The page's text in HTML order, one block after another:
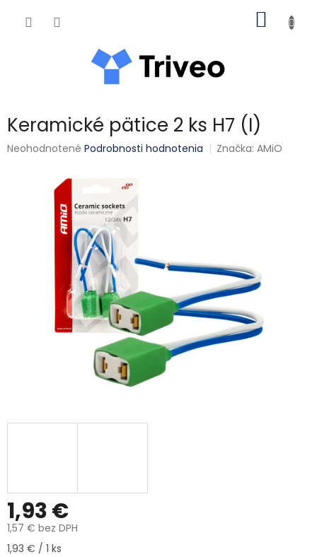
Keramické pätice 2 ks H7 (I)
Priemerné hodnotenie produktu je 0,0 z 5 hviezdičiek.
Neohodnotené Podrobnosti hodnotenia Značka:AMiO
1,93 €
1,57 € bez DPH
Jednotková cena:
1,93 € / 1 ks